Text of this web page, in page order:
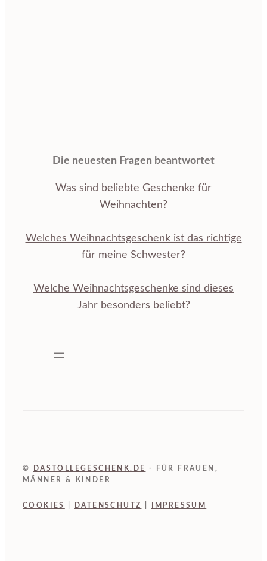
Die neuesten Fragen beantwortet
Was sind beliebte Geschenke für
Weihnachten?
Welches Weihnachtsgeschenk ist das richtige
für meine Schwester?
Welche Weihnachtsgeschenke sind dieses
Jahr besonders beliebt?
© DASTOLLEGESCHENK.DE
- FÜR FRAUEN,
MÄNNER & KINDER
COOKIES DATENSCHUTZ IMPRESSUM